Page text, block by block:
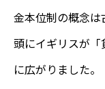
金本位制の概念は
頭にイギリスが「
に広がりました。